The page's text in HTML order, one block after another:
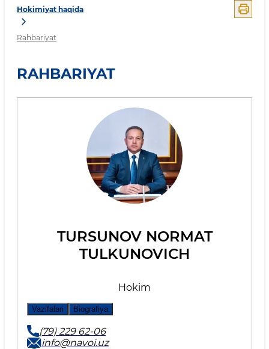
Hokimiyat haqida
Rahbariyat
RAHBARIYAT
TURSUNOV NORMAT
TULKUNOVICH
Hokim
Vazifalari Biografiya
(79) 229 62-06
info@navoi.uz